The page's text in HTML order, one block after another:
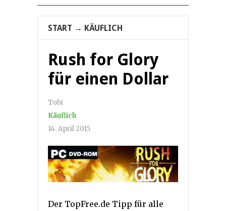
START → KÄUFLICH
Rush for Glory
für einen Dollar
Tobi
Käuflich
14. April 2015
Der TopFree.de Tipp für alle